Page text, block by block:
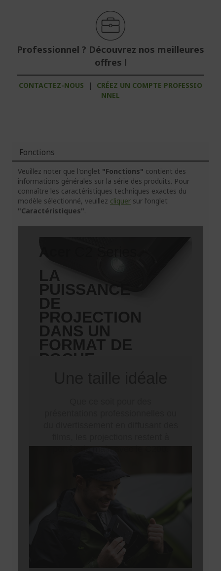
Professionnel ? Découvrez nos meilleures
offres !
CONTACTEZ-NOUS |
CRÉEZ UN COMPTE PROFESSIO
NNEL
Fonctions
Veuillez noter que l'onglet "Fonctions" contient des
informations générales sur la série des produits. Pour
connaître les caractéristiques techniques exactes du
modèle sélectionné, veuillez cliquer sur l'onglet
"Caractéristiques".